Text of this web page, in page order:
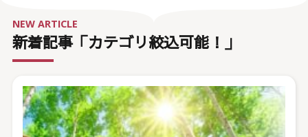
新着記事「カテゴリ絞込可能！」
NEW ARTICLE